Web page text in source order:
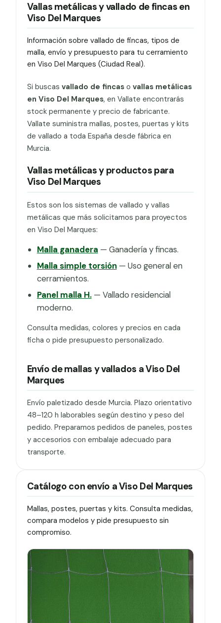
Vallas metálicas y vallado de fincas en
Viso Del Marques
Información sobre vallado de fincas, tipos de
malla, envío y presupuesto para tu cerramiento
en Viso Del Marques (Ciudad Real).
Si buscas vallado de fincaso vallas metálicas
en Viso Del Marques, en Vallate encontrarás
stock permanente y precio de fabricante.
Vallate suministra mallas, postes, puertas y kits
de vallado a toda España desde fábrica en
Murcia.
Vallas metálicas y productos para
Viso Del Marques
Estos son los sistemas de vallado y vallas
metálicas que más solicitamos para proyectos
en Viso Del Marques:
Malla ganadera — Ganadería y fincas.
Malla simple torsión— Uso general en
cerramientos.
Panel malla H.— Vallado residencial
moderno.
Consulta medidas, colores y precios en cada
ficha o pide presupuesto personalizado.
Envío de mallas y vallados a Viso Del
Marques
Envío paletizado desde Murcia. Plazo orientativo
48–120 h laborables según destino y peso del
pedido. Preparamos pedidos de paneles, postes
y accesorios con embalaje adecuado para
transporte.
Catálogo con envío a Viso Del Marques
Mallas, postes, puertas y kits. Consulta medidas,
compara modelos y pide presupuesto sin
compromiso.